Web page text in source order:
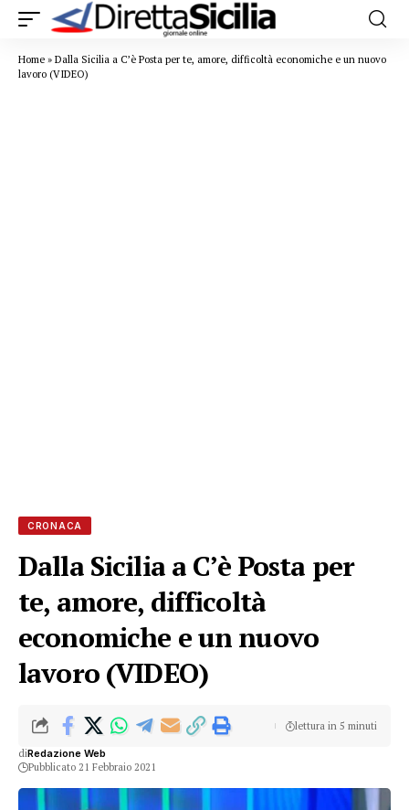
Home » Dalla Sicilia a C’è Posta per te, amore, difficoltà economiche e un nuovo
lavoro (VIDEO)
CRONACA
Dalla Sicilia a C’è Posta per
te, amore, difficoltà
economiche e un nuovo
lavoro (VIDEO)
diRedazione Web
Pubblicato 21 Febbraio 2021
lettura in 5 minuti